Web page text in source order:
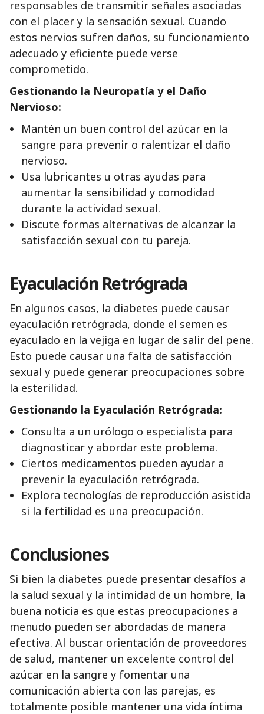
responsables de transmitir señales asociadas
con el placer y la sensación sexual. Cuando
estos nervios sufren daños, su funcionamiento
adecuado y eficiente puede verse
comprometido.
Gestionando la Neuropatía y el Daño
Nervioso:
Mantén un buen control del azúcar en la
sangre para prevenir o ralentizar el daño
nervioso.
Usa lubricantes u otras ayudas para
aumentar la sensibilidad y comodidad
durante la actividad sexual.
Discute formas alternativas de alcanzar la
satisfacción sexual con tu pareja.
Eyaculación Retrógrada
En algunos casos, la diabetes puede causar
eyaculación retrógrada, donde el semen es
eyaculado en la vejiga en lugar de salir del pene.
Esto puede causar una falta de satisfacción
sexual y puede generar preocupaciones sobre
la esterilidad.
Gestionando la Eyaculación Retrógrada:
Consulta a un urólogo o especialista para
diagnosticar y abordar este problema.
Ciertos medicamentos pueden ayudar a
prevenir la eyaculación retrógrada.
Explora tecnologías de reproducción asistida
si la fertilidad es una preocupación.
Conclusiones
Si bien la diabetes puede presentar desafíos a
la salud sexual y la intimidad de un hombre, la
buena noticia es que estas preocupaciones a
menudo pueden ser abordadas de manera
efectiva. Al buscar orientación de proveedores
de salud, mantener un excelente control del
azúcar en la sangre y fomentar una
comunicación abierta con las parejas, es
totalmente posible mantener una vida íntima